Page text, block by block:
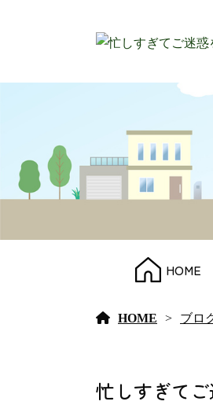
HOME
HOME ブロ
忙しすぎて